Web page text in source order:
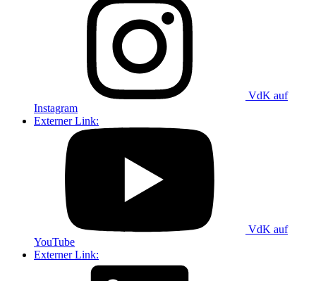
VdK auf
Instagram
Externer Link:
VdK auf
YouTube
Externer Link: